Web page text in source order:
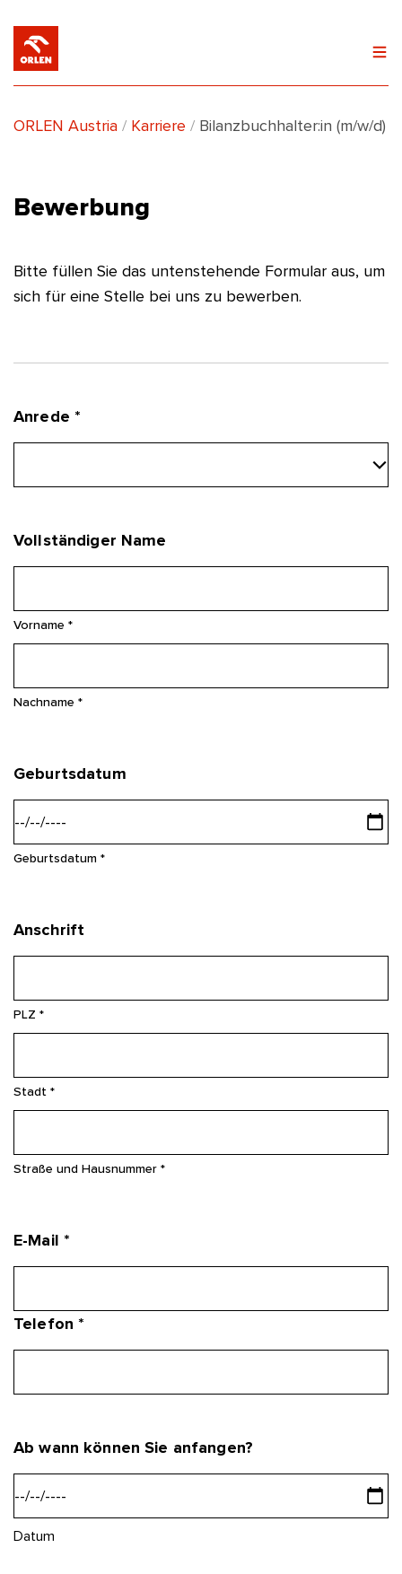
ORLEN Austria Karriere(current)
Bilanzbuchhalter:in (m/w/d)
Bewerbung
Bitte füllen Sie das untenstehende Formular aus, um
sich für eine Stelle bei uns zu bewerben.
Anrede *
Vollständiger Name
Vorname *
Nachname *
Geburtsdatum
Geburtsdatum *
Anschrift
PLZ *
Stadt *
Straße und Hausnummer *
E-Mail *
Telefon *
Ab wann können Sie anfangen?
Datum